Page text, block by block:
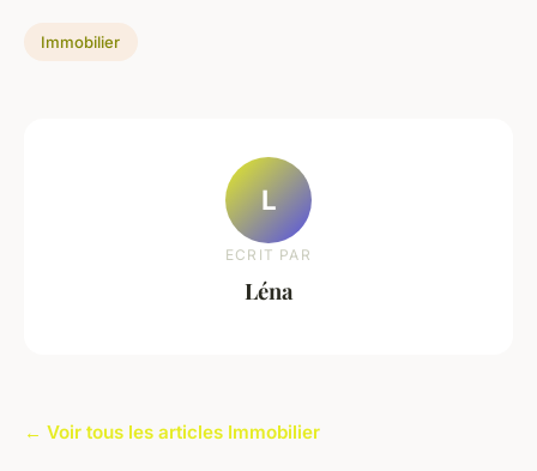
Immobilier
L
ECRIT PAR
Léna
← Voir tous les articles Immobilier